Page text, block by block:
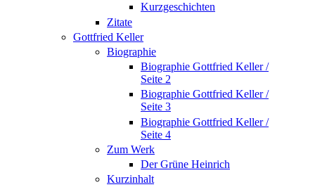
Kurzgeschichten
Zitate
Gottfried Keller
Biographie
Biographie Gottfried Keller /
Seite 2
Biographie Gottfried Keller /
Seite 3
Biographie Gottfried Keller /
Seite 4
Zum Werk
Der Grüne Heinrich
Kurzinhalt